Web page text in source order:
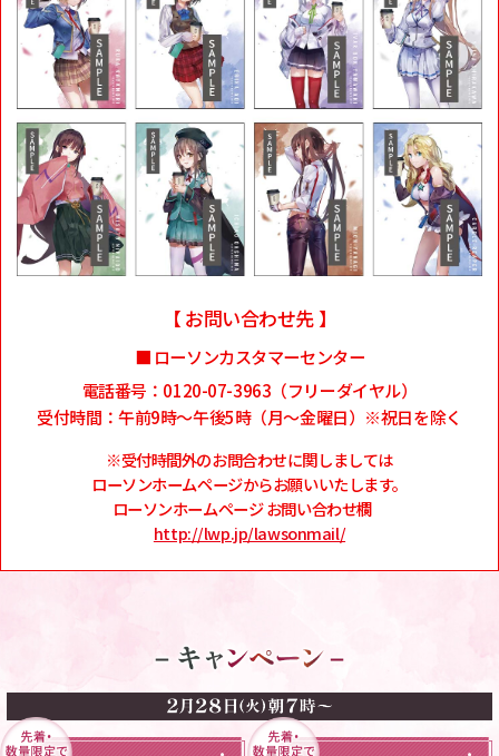
【 お問い合わせ先 】
■ ローソンカスタマーセンター
電話番号：0120-07-3963（フリーダイヤル）
受付時間：午前9時～午後5時（月～金曜日）※祝日を除く
※受付時間外のお問合わせに関しましては
ローソンホームページからお願いいたします。
ローソンホームページ お問い合わせ欄
http://lwp.jp/lawsonmail/